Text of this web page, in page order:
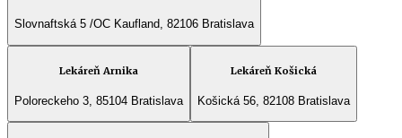
Slovnaftská 5 /OC Kaufland, 82106 Bratislava
Lekáreň Arnika
Poloreckeho 3, 85104 Bratislava
Lekáreň Košická
Košická 56, 82108 Bratislava